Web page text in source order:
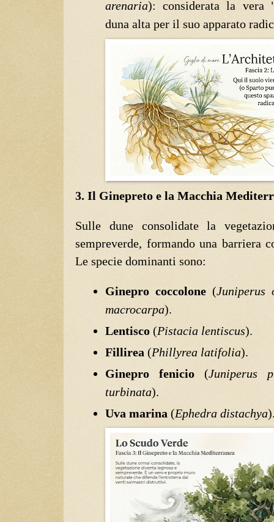
arenaria): considerata la vera
duna alta per il suo apparato
3. Il Ginepreto e la Macchia
Sulle dune consolidate la
sempreverde, formando una barriera
Le specie dominanti sono:
Ginepro coccolone(Juniperus
macrocarpa).
Lentisco(Pistacia lentiscus).
Fillirea (Phillyrea latifolia).
Ginepro fenicio(Juniperus
turbinata).
Uva marina (Ephedra distachya